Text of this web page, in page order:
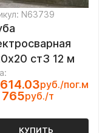
N63739
ст3 12 м
руб./пог.м
руб./т
КУПИТЬ